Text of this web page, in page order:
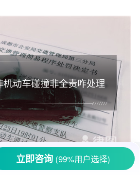
机动车碰撞非全责咋处理
动车和非机动车的碰撞时有发
立即咨询 (99%用户选择)